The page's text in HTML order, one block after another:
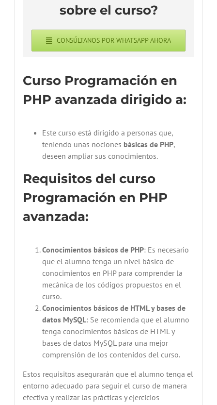
sobre el curso?
CONSÚLTANOS POR WHATSAPP AHORA
Curso Programación en
PHP avanzada dirigido a:
Este curso está dirigido a personas que,
teniendo unas nociones básicas de PHP,
deseen ampliar sus conocimientos.
Requisitos del curso
Programación en PHP
avanzada:
Conocimientos básicos de PHP: Es necesario
que el alumno tenga un nivel básico de
conocimientos en PHP para comprender la
mecánica de los códigos propuestos en el
curso.
Conocimientos básicos de HTML y bases de
datos MySQL: Se recomienda que el alumno
tenga conocimientos básicos de HTML y
bases de datos MySQL para una mejor
comprensión de los contenidos del curso.
Estos requisitos asegurarán que el alumno tenga el
entorno adecuado para seguir el curso de manera
efectiva y realizar las prácticas y ejercicios